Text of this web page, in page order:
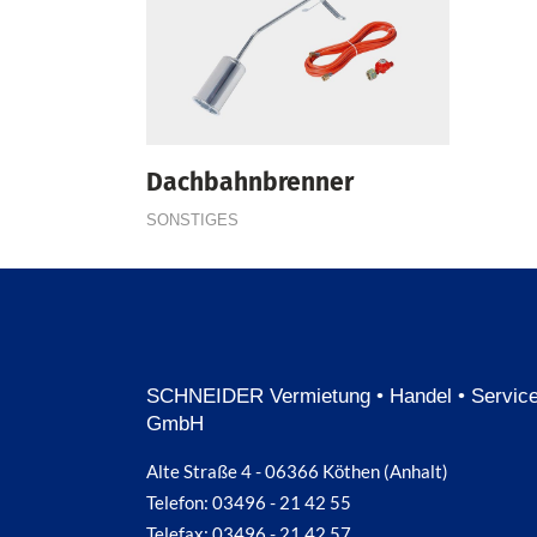
Dachbahnbrenner
SONSTIGES
SCHNEIDER Vermietung • Handel •
GmbH
Alte Straße 4 - 06366 Köthen (Anhalt)
Telefon: 03496 - 21 42 55